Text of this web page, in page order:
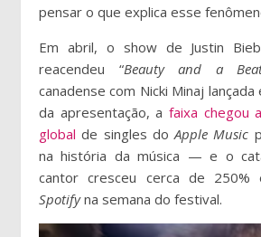
pensar o que explica esse
Em abril, o show de Justin
reacendeu “Beauty and a
canadense com Nicki Minaj
da apresentação, a faixa chegou
global de singles do Apple Music
na história da música — e o
cantor cresceu cerca de 250%
Spotifyna semana do festival.